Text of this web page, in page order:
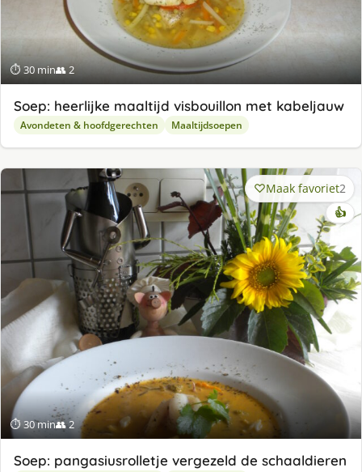
⏱ 30 min👥 2
Soep: heerlijke maaltijd visbouillon met kabeljauw
Avondeten & hoofdgerechten Maaltijdsoepen
⏱ 30 min👥 2
Maak favoriet2
👍
Soep: pangasiusrolletje vergezeld de schaaldieren